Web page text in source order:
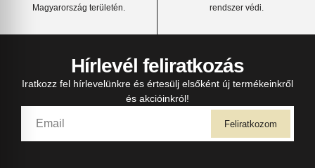
Magyarország területén.
rendszer védi.
Hírlevél feliratkozás
Iratkozz fel hírlevelünkre és értesülj elsőként új termékeinkről
és akcióinkról!
Feliratkozom